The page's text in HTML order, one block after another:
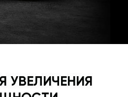
УВЕЛИЧЕНИЯ